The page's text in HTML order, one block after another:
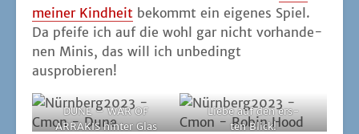
mei­ner Kind­heit bekommt ein eige­nes Spiel.
Da pfei­fe ich auf die wohl gar nicht vor­han­de­
nen Minis, das will ich unbe­dingt
ausprobieren!
DUNE – WAR OF
ARRAKIS hin­ter Glas
Lie­be auf den ers­
ten Blick!